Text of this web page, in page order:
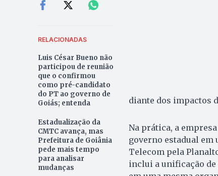
RELACIONADAS
Luis César Bueno não
participou de reunião
que o confirmou
como pré-candidato
do PT ao governo de
Goiás; entenda
Estadualização da
CMTC avança, mas
Prefeitura de Goiânia
pede mais tempo
para analisar
mudanças
diante dos impactos
Na prática, a
governo estadual em
Telecom pela
inclui a unificação